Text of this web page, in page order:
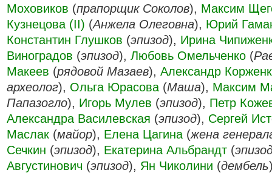
Моховиков (прапорщик Соколов), Максим
Кузнецова (II) (Анжела Олеговна), Юрий
Константин Глушков (эпизод), Ирина
Виноградов (эпизод), Любовь Омельченко (
Макеев (рядовой Мазаев), Александр
археолог), Ольга Юрасова (Маша), Максим
Папазогло), Игорь Мулев (эпизод), Петр
Александра Василевская (эпизод), Сергей
Маслак (майор), Елена Цагина (жена
Сечкин (эпизод), Екатерина Альбрандт (
Августинович (эпизод), Ян Чиколини (дембель